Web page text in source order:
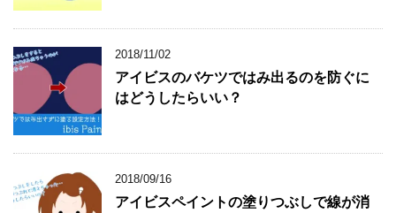
2018/11/02
アイビスのバケツではみ出るのを防ぐに
はどうしたらいい？
2018/09/16
アイビスペイントの塗りつぶしで線が消